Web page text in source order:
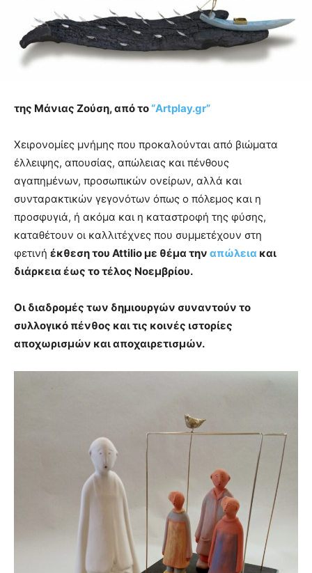
της Μάνιας Ζούση, από το“Artplay.gr”
Χειρονομίες μνήμης που προκαλούνται από βιώματα
έλλειψης, απουσίας, απώλειας και πένθους
αγαπημένων, προσωπικών ονείρων, αλλά και
συνταρακτικών γεγονότων όπως ο πόλεμος και η
προσφυγιά, ή ακόμα και η καταστροφή της φύσης,
καταθέτουν οι καλλιτέχνες που συμμετέχουν στη
φετινή έκθεση του Attilio με θέμα την απώλεια και
διάρκεια έως το τέλος Νοεμβρίου.
Οι διαδρομές των δημιουργών συναντούν το
συλλογικό πένθος και τις κοινές ιστορίες
αποχωρισμών και αποχαιρετισμών.